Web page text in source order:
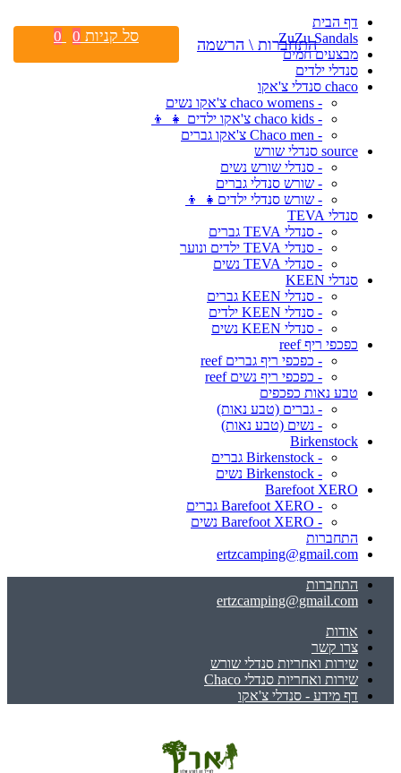
דף הבית
ZuZu Sandals
מבצעים חמים
סנדלי ילדים
chaco סנדלי צ'אקו
- chaco womens צ'אקו נשים
- chaco kids צ'אקו ילדים 👧 👦
- Chaco men צ'אקו גברים
source סנדלי שורש
- סנדלי שורש נשים
- שורש סנדלי גברים
- שורש סנדלי ילדים👧 👦
סנדלי TEVA
- סנדלי TEVA גברים
- סנדלי TEVA ילדים ונוער
- סנדלי TEVA נשים
סנדלי KEEN
- סנדלי KEEN גברים
- סנדלי KEEN ילדים
- סנדלי KEEN נשים
כפכפי ריף reef
- כפכפי ריף גברים reef
- כפכפי ריף נשים reef
טבע נאות כפכפים
- גברים (טבע נאות)
- נשים (טבע נאות)
Birkenstock
- Birkenstock גברים
- Birkenstock נשים
Barefoot XERO
- Barefoot XERO גברים
- Barefoot XERO נשים
התחברות
ertzcamping@gmail.com
התחברות
ertzcamping@gmail.com
אודות
צרו קשר
שירות ואחריות סנדלי שורש
שירות ואחריות סנדלי Chaco
דף מידע - סנדלי צ'אקו
התחברות \ הרשמה סל קניות 0
0